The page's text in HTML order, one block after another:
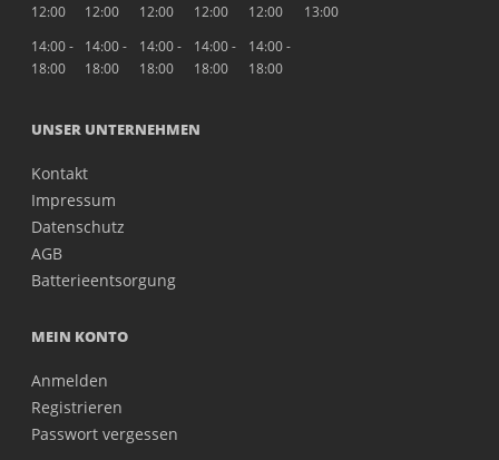
12:00
12:00
12:00
12:00
12:00
13:00
14:00 -
18:00
14:00 -
18:00
14:00 -
18:00
14:00 -
18:00
14:00 -
18:00
UNSER UNTERNEHMEN
Kontakt
Impressum
Datenschutz
AGB
Batterieentsorgung
MEIN KONTO
Anmelden
Registrieren
Passwort vergessen